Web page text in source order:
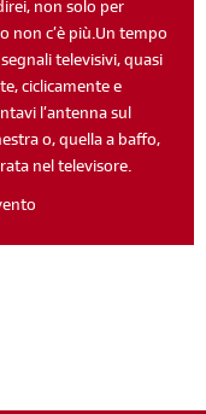
non solo per
non c’è più.Un tempo
televisivi, quasi
ciclicamente e
l’antenna sul
o, quella a baffo,
nel televisore.